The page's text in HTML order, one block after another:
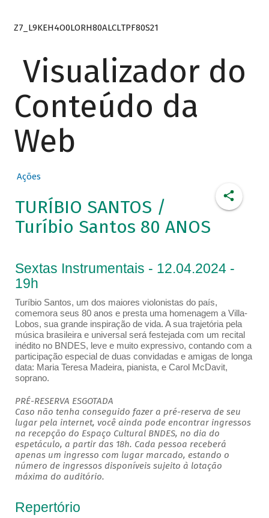
Z7_L9KEH4O0LORH80ALCLTPF80S21
Visualizador do
Conteúdo da
Web
Ações
TURÍBIO SANTOS /
Turíbio Santos 80 ANOS
Sextas Instrumentais - 12.04.2024 -
19h
Turíbio Santos, um dos maiores violonistas do país,
comemora seus 80 anos e presta uma homenagem a Villa-
Lobos, sua grande inspiração de vida. A sua trajetória pela
música brasileira e universal será festejada com um recital
inédito no BNDES, leve e muito expressivo, contando com a
participação especial de duas convidadas e amigas de longa
data: Maria Teresa Madeira, pianista, e Carol McDavit,
soprano.
PRÉ-RESERVA ESGOTADA
Caso não tenha conseguido fazer a pré-reserva de seu
lugar pela internet, você ainda pode encontrar ingressos
na recepção do Espaço Cultural BNDES, no dia do
espetáculo, a partir das 18h. Cada pessoa receberá
apenas um ingresso com lugar marcado, estando o
número de ingressos disponíveis sujeito à lotação
máxima do auditório.
Repertório